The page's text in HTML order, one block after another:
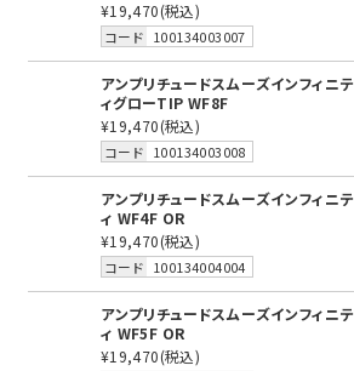
¥19,470(税込)
コード 100134003007
アンプリチュードスムーズインフィニテ
ィグローTIP WF8F
¥19,470(税込)
コード 100134003008
アンプリチュードスムーズインフィニテ
ィ WF4F OR
¥19,470(税込)
コード 100134004004
アンプリチュードスムーズインフィニテ
ィ WF5F OR
¥19,470(税込)